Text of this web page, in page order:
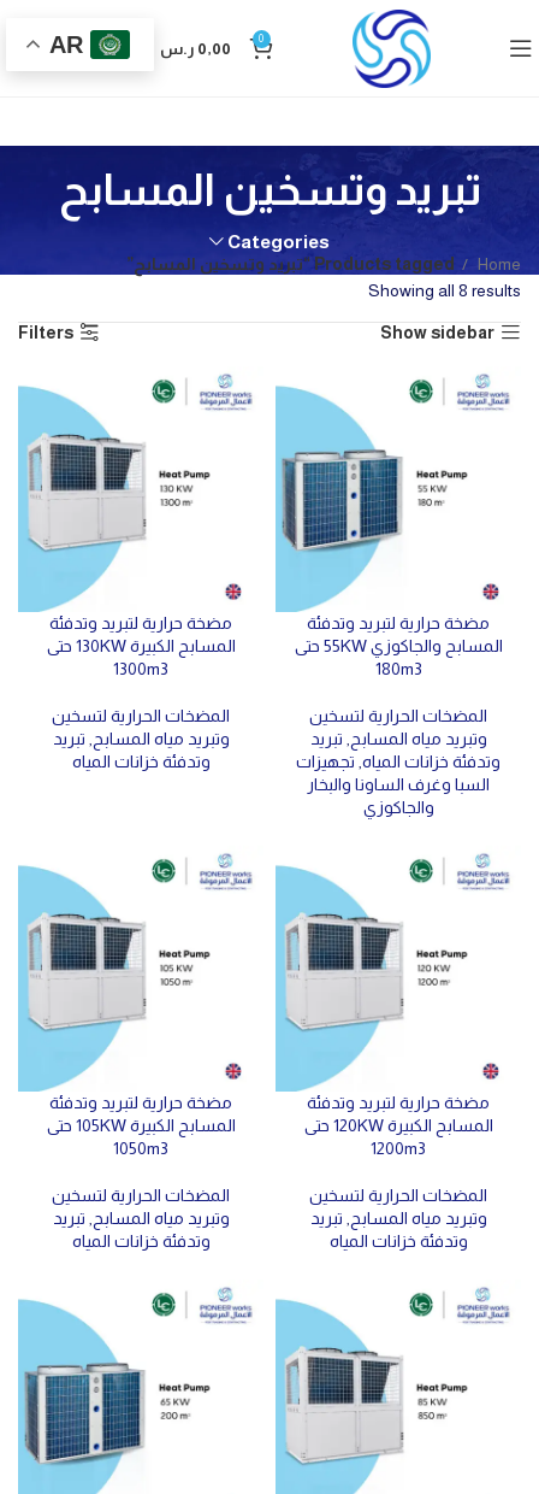
0
0,00 ر.س AR
تبريد وتسخين المسابح
Categories
Home
Products tagged “تبريد وتسخين المسابح”
Showing all 8 results
Show sidebar
Filters
مضخة حرارية لتبريد وتدفئة
المسابح والجاكوزي 55KW حتى
180m3
المضخات الحرارية لتسخين
وتبريد مياه المسابح تبريد
وتدفئة خزانات المياه تجهيزات
السبا وغرف الساونا والبخار
والجاكوزي
مضخة حرارية لتبريد وتدفئة
المسابح الكبيرة 130KW حتى
1300m3
المضخات الحرارية لتسخين
وتبريد مياه المسابح تبريد
وتدفئة خزانات المياه
مضخة حرارية لتبريد وتدفئة
المسابح الكبيرة 120KW حتى
1200m3
المضخات الحرارية لتسخين
وتبريد مياه المسابح تبريد
وتدفئة خزانات المياه
مضخة حرارية لتبريد وتدفئة
المسابح الكبيرة 105KW حتى
1050m3
المضخات الحرارية لتسخين
وتبريد مياه المسابح تبريد
وتدفئة خزانات المياه